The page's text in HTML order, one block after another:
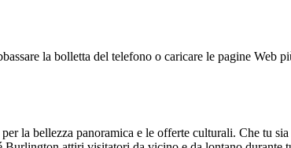
la bolletta del telefono o caricare le pagine Web
la bellezza panoramica e le offerte culturali. Che tu